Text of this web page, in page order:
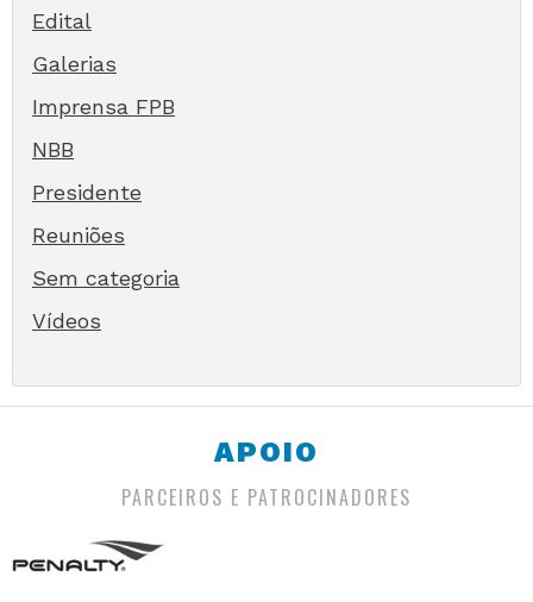
Edital
Galerias
Imprensa FPB
NBB
Presidente
Reuniões
Sem categoria
Vídeos
APOIO
PARCEIROS E PATROCINADORES